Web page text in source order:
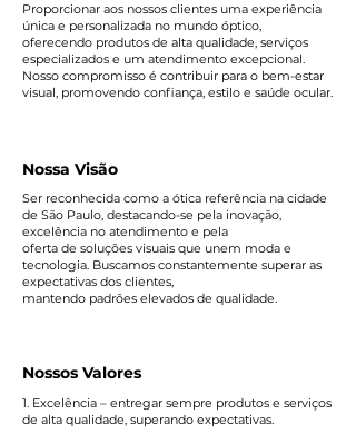
Proporcionar aos nossos clientes uma experiência
única e personalizada no mundo óptico,
oferecendo produtos de alta qualidade, serviços
especializados e um atendimento excepcional.
Nosso compromisso é contribuir para o bem-estar
visual, promovendo confiança, estilo e saúde ocular.
Nossa Visão
Ser reconhecida como a ótica referência na cidade
de São Paulo, destacando-se pela inovação,
excelência no atendimento e pela
oferta de soluções visuais que unem moda e
tecnologia. Buscamos constantemente superar as
expectativas dos clientes,
mantendo padrões elevados de qualidade.
Nossos Valores
1. Excelência – entregar sempre produtos e serviços
de alta qualidade, superando expectativas.